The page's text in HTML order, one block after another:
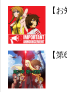
【
【